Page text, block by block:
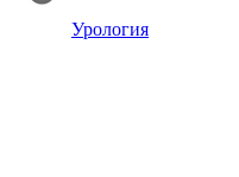
Урология